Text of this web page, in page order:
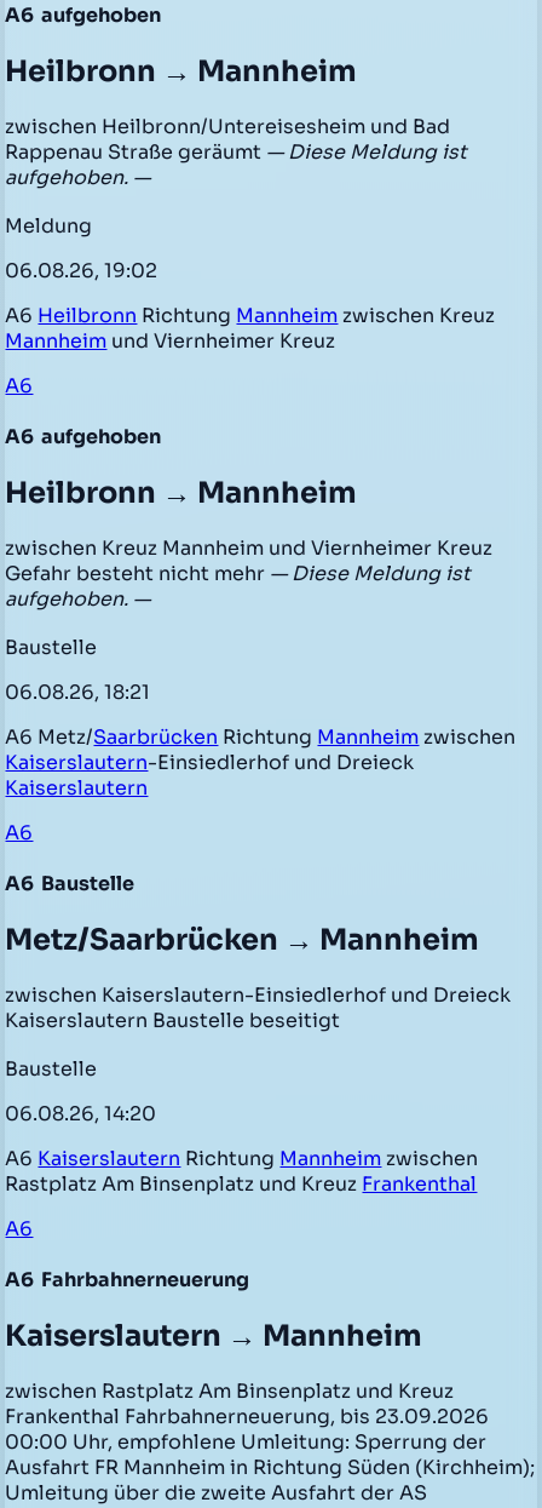
A6 aufgehoben
Heilbronn → Mannheim
zwischen Heilbronn/Untereisesheim und Bad
Rappenau Straße geräumt — Diese Meldung ist
aufgehoben. —
Meldung
06.08.26, 19:02
A6 Heilbronn Richtung Mannheim zwischen Kreuz
Mannheim und Viernheimer Kreuz
A6
A6 aufgehoben
Heilbronn → Mannheim
zwischen Kreuz Mannheim und Viernheimer Kreuz
Gefahr besteht nicht mehr — Diese Meldung ist
aufgehoben. —
Baustelle
06.08.26, 18:21
A6 Metz/Saarbrücken Richtung Mannheim zwischen
Kaiserslautern-Einsiedlerhof und Dreieck
Kaiserslautern
A6
A6 Baustelle
Metz/Saarbrücken → Mannheim
zwischen Kaiserslautern-Einsiedlerhof und Dreieck
Kaiserslautern Baustelle beseitigt
Baustelle
06.08.26, 14:20
A6 Kaiserslautern Richtung Mannheim zwischen
Rastplatz Am Binsenplatz und Kreuz Frankenthal
A6
A6 Fahrbahnerneuerung
Kaiserslautern → Mannheim
zwischen Rastplatz Am Binsenplatz und Kreuz
Frankenthal Fahrbahnerneuerung, bis 23.09.2026
00:00 Uhr, empfohlene Umleitung: Sperrung der
Ausfahrt FR Mannheim in Richtung Süden (Kirchheim);
Umleitung über die zweite Ausfahrt der AS